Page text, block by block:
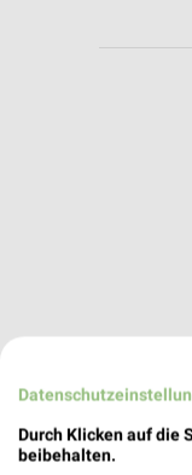
Durch Klicken auf die
beibehalten.